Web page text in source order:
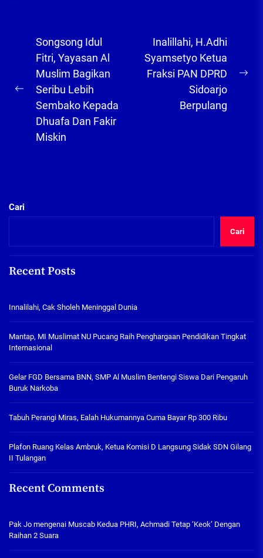
Navigasi
pos
Previous
post:
Songsong Idul
Fitri, Yayasan Al
Muslim Bagikan
Seribu Lebih
Sembako Kepada
Dhuafa Dan Fakir
Miskin
Inalillahi, H.Adhi
Syamsetyo Ketua
Fraksi PAN DPRD
Sidoarjo
Berpulang
Cari
Cari
Recent Posts
Innalilahi, Cak Sholeh Meninggal Dunia
Mantap, MI Muslimat NU Pucang Raih Penghargaan Pendidikan Tingkat
Internasional
Gelar FGD Bersama BNN, SMP Al Muslim Bentengi Siswa Dari Pengaruh
Buruk Narkoba
Tabuh Perangi Miras, Ealah Hukumannya Cuma Bayar Rp 300 Ribu
Plafon Ruang Kelas Ambruk, Ketua Komisi D Langsung Sidak SDN Gilang
II Tulangan
Recent Comments
Pak Jo mengenai Muscab Kedua PHRI, Achmadi Tetap ‘Keok’ Dengan
Raihan 2 Suara